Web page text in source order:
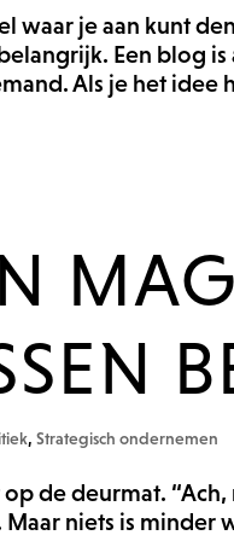
waar je aan kunt
Een blog
Als je het idee
,Strategisch ondernemen
de deurmat. “Ach,
Maar niets is